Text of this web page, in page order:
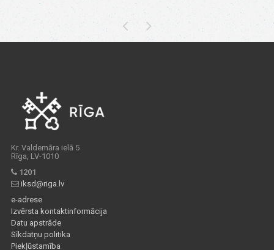
Kr. Valdemāra ielā 5
Rīga, LV-1010
1201
iksd@riga.lv
e-adrese
Izvērsta kontaktinformācija
Datu apstrāde
Sīkdatņu politika
Piekļūstamība